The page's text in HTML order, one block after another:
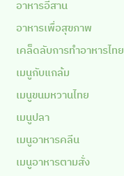
อาหารอีสาน
อาหารเพื่อสุขภาพ
เคล็ดลับการทำอาหารไทย
เมนูกับแกล้ม
เมนูขนมหวานไทย
เมนูปลา
เมนูอาหารคลีน
เมนูอาหารตามสั่ง